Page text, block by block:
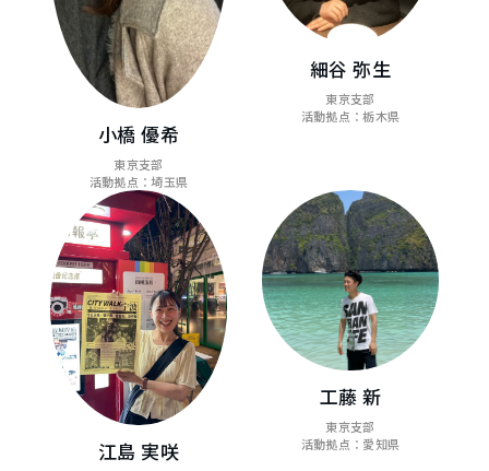
小橋 優希
東京支部
活動拠点：埼玉県
細谷 弥生
東京支部
活動拠点：栃木県
江島 実咲
工藤 新
東京支部
活動拠点：愛知県